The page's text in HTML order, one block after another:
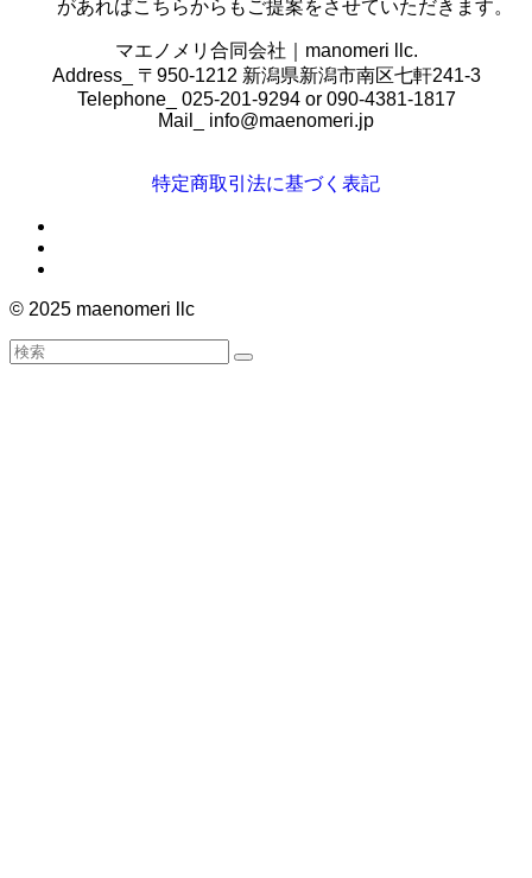
があればこちらからもご提案をさせていただきます。
マエノメリ合同会社｜manomeri llc.
Address_ 〒950-1212 新潟県新潟市南区七軒241-3
Telephone_ 025-201-9294 or 090-4381-1817
Mail_ info@maenomeri.jp
特定商取引法に基づく表記
© 2025 maenomeri llc